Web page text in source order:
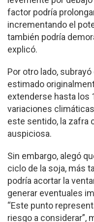
factor podría
incrementando el
también podría
explicó.
Por otro lado,
estimado
extenderse hasta los
variaciones
este sentido, la zafra
auspiciosa.
Sin embargo, alegó
ciclo de la soja, más
podría acortar la
generar eventuales
“Este punto
riesgo a considerar”,